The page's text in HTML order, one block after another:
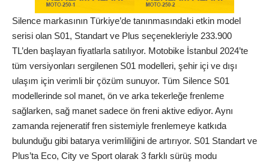
Silence markasının Türkiye’de tanınmasındaki etkin model
serisi olan S01, Standart ve Plus seçenekleriyle 233.900
TL’den başlayan fiyatlarla satılıyor. Motobike İstanbul 2024’te
tüm versiyonları sergilenen S01 modelleri, şehir içi ve dışı
ulaşım için verimli bir çözüm sunuyor. Tüm Silence S01
modellerinde sol manet, ön ve arka tekerleğe frenleme
sağlarken, sağ manet sadece ön freni aktive ediyor. Aynı
zamanda rejeneratif fren sistemiyle frenlemeye katkıda
bulunduğu gibi batarya verimliliğini de artırıyor. S01 Standart ve
Plus’ta Eco, City ve Sport olarak 3 farklı sürüş modu